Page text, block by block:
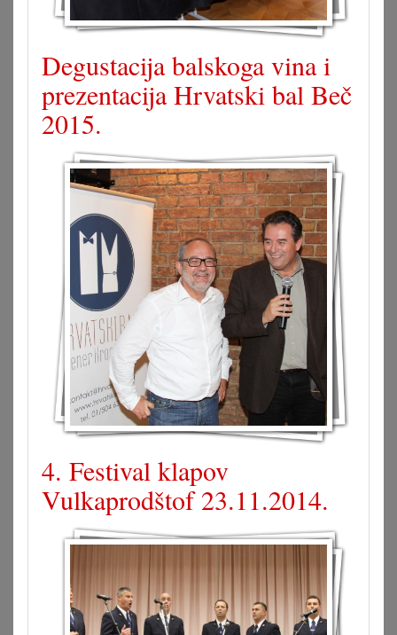
Degustacija balskoga vina i
prezentacija Hrvatski bal Beč
2015.
4. Festival klapov
Vulkaprodštof 23.11.2014.